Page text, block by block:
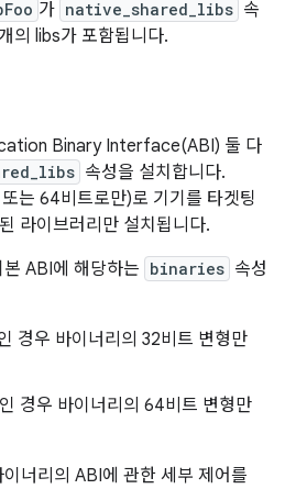
가 native_shared_libs 속
의 libs가 포함됩니다.
Binary Interface(ABI) 둘 다
속성을 설치합니다.
는 64비트로만)로 기기를 타겟팅
라이브러리만 설치됩니다.
ABI에 해당하는 binaries 속성
경우 바이너리의 32비트 변형만
경우 바이너리의 64비트 변형만
너리의 ABI에 관한 세부 제어를